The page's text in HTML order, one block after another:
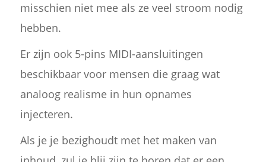
misschien niet mee als ze veel stroom nodig
hebben.
Er zijn ook 5-pins MIDI-aansluitingen
beschikbaar voor mensen die graag wat
analoog realisme in hun opnames
injecteren.
Als je je bezighoudt met het maken van